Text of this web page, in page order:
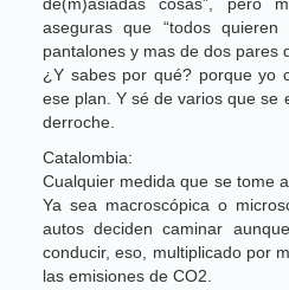
aseguras que “todos
pantalones y mas de dos pares
¿Y sabes por qué? porque yo
ese plan. Y sé de varios que se
derroche.
Catalombia:
Cualquier medida que se tome
Ya sea macroscópica o
autos deciden caminar
conducir, eso, multiplicado por
las emisiones de CO2.